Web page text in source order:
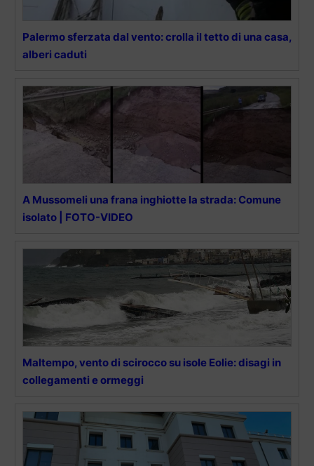
Palermo sferzata dal vento: crolla il tetto di una casa,
alberi caduti
A Mussomeli una frana inghiotte la strada: Comune
isolato | FOTO-VIDEO
Maltempo, vento di scirocco su isole Eolie: disagi in
collegamenti e ormeggi